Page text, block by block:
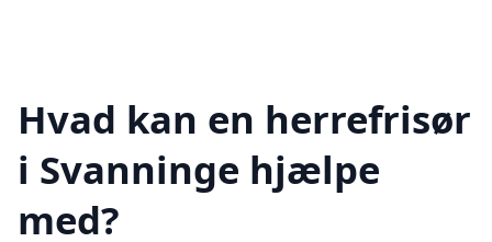
Hvad kan en herrefrisør
i Svanninge hjælpe
med?